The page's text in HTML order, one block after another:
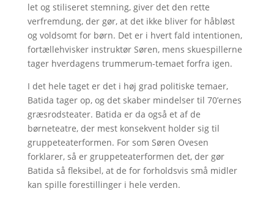
let og stiliseret stemning, giver det den rette
verfremdung, der gør, at det ikke bliver for håbløst
og voldsomt for børn. Det er i hvert fald intentionen,
fortællehvisker instruktør Søren, mens skuespillerne
tager hverdagens trummerum-temaet forfra igen.
I det hele taget er det i høj grad politiske temaer,
Batida tager op, og det skaber mindelser til 70’ernes
græsrodsteater. Batida er da også et af de
børneteatre, der mest konsekvent holder sig til
gruppeteaterformen. For som Søren Ovesen
forklarer, så er gruppeteaterformen det, der gør
Batida så fleksibel, at de for forholdsvis små midler
kan spille forestillinger i hele verden.